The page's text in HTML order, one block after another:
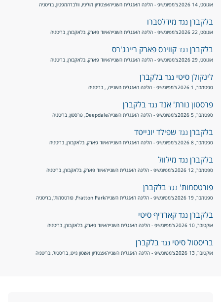
אוגוסט, 14 2026 צ'מפיונשיפ - הליגה האנגלית השנייהאצטדיון מוליניו, וולברהמפטון, בריטניה
בלקברן נגד מידלסברו
אוגוסט, 22 2026 צ'מפיונשיפ - הליגה האנגלית השנייהאיווד פארק, בלאקבורן, בריטניה
בלקברן נגד קווינס פארק ריינג'רס
אוגוסט, 29 2026 צ'מפיונשיפ - הליגה האנגלית השנייהאיווד פארק, בלאקבורן, בריטניה
לינקולן סיטי נגד בלקברן
ספטמבר, 1 2026 צ'מפיונשיפ - הליגה האנגלית השנייה, , בריטניה
פרסטון נורת' אנד נגד בלקברן
ספטמבר, 5 2026 צ'מפיונשיפ - הליגה האנגלית השנייהDeepdale, פרסטון, בריטניה
בלקברן נגד שפילד יונייטד
ספטמבר, 8 2026 צ'מפיונשיפ - הליגה האנגלית השנייהאיווד פארק, בלאקבורן, בריטניה
בלקברן נגד מילוול
ספטמבר, 12 2026 צ'מפיונשיפ - הליגה האנגלית השנייהאיווד פארק, בלאקבורן, בריטניה
פורטסמות' נגד בלקברן
ספטמבר, 19 2026 צ'מפיונשיפ - הליגה האנגלית השנייהFratton Park, פורטסמות', בריטניה
בלקברן נגד קארדיף סיטי
אוקטובר, 10 2026 צ'מפיונשיפ - הליגה האנגלית השנייהאיווד פארק, בלאקבורן, בריטניה
בריסטול סיטי נגד בלקברן
אוקטובר, 13 2026 צ'מפיונשיפ - הליגה האנגלית השנייהאצטדיון אשטון גייט, בריסטול, בריטניה